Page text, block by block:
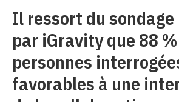
Il ressort du
par iGravity que 88
personnes
favorables à une